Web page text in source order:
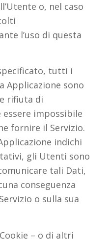
o, nel caso
l’uso di questa
tutti i
Applicazione sono
rifiuta di
impossibile
fornire il Servizio.
indichi
gli Utenti sono
tali Dati,
conseguenza
o sulla sua
– o di altri